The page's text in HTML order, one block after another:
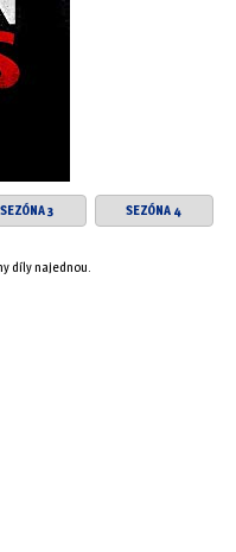
SEZÓNA 3 SEZÓNA 4
díly najednou.